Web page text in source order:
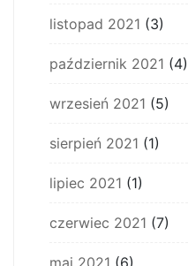
listopad 2021 (3)
październik 2021 (4)
wrzesień 2021 (5)
sierpień 2021 (1)
lipiec 2021 (1)
czerwiec 2021 (7)
maj 2021 (6)